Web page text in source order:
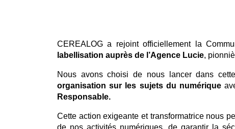
CEREALOG a rejoint officiellement la
labellisation auprès de l’Agence Lucie,
Nous avons choisi de nous lancer dans
organisation sur les sujets du numérique
Responsable.
Cette action exigeante et transformatrice nous